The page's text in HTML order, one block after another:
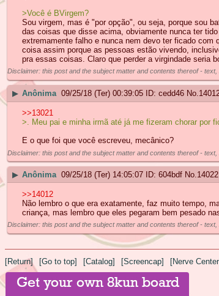
>Você é BVirgem?
Sou virgem, mas é "por opção", ou seja, porque sou
das coisas que disse acima, obviamente nunca ter
extremamente falho e nunca nem devo ter ficado
coisa assim porque as pessoas estão vivendo,
pra essas coisas. Claro que perder a virgindade seria
Disclaimer: this post and the subject matter and contents thereof -
▶ Anônima 09/25/18 (Ter) 00:39:05 cedd46 No.
>>13021
>. Meu pai e minha irmã até já me fizeram chorar por
E o que foi que você escreveu, mecânico?
Disclaimer: this post and the subject matter and contents thereof -
▶ Anônima 09/25/18 (Ter) 14:05:07 604bdf No.14022
>>14012
Não lembro o que era exatamente, faz muito tempo,
criança, mas lembro que eles pegaram bem pesado
Disclaimer: this post and the subject matter and contents thereof -
[Return] [Go to top] [Catalog] [Screencap] [Nerve